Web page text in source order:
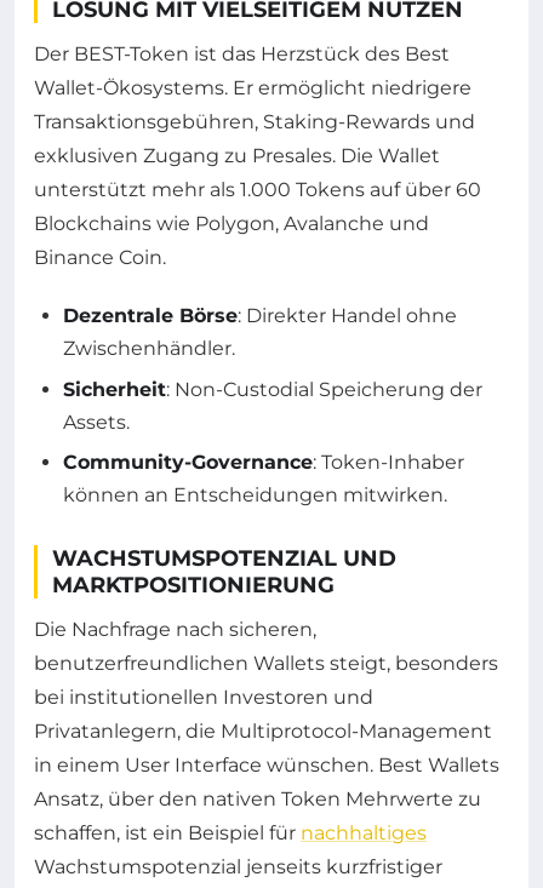
LÖSUNG MIT VIELSEITIGEM NUTZEN
Der BEST-Token ist das Herzstück des Best
Wallet-Ökosystems. Er ermöglicht niedrigere
Transaktionsgebühren, Staking-Rewards und
exklusiven Zugang zu Presales. Die Wallet
unterstützt mehr als 1.000 Tokens auf über 60
Blockchains wie Polygon, Avalanche und
Binance Coin.
Dezentrale Börse: Direkter Handel ohne
Zwischenhändler.
Sicherheit: Non-Custodial Speicherung der
Assets.
Community-Governance: Token-Inhaber
können an Entscheidungen mitwirken.
WACHSTUMSPOTENZIAL UND
MARKTPOSITIONIERUNG
Die Nachfrage nach sicheren,
benutzerfreundlichen Wallets steigt, besonders
bei institutionellen Investoren und
Privatanlegern, die Multiprotocol-Management
in einem User Interface wünschen. Best Wallets
Ansatz, über den nativen Token Mehrwerte zu
schaffen, ist ein Beispiel für nachhaltiges
Wachstumspotenzial jenseits kurzfristiger